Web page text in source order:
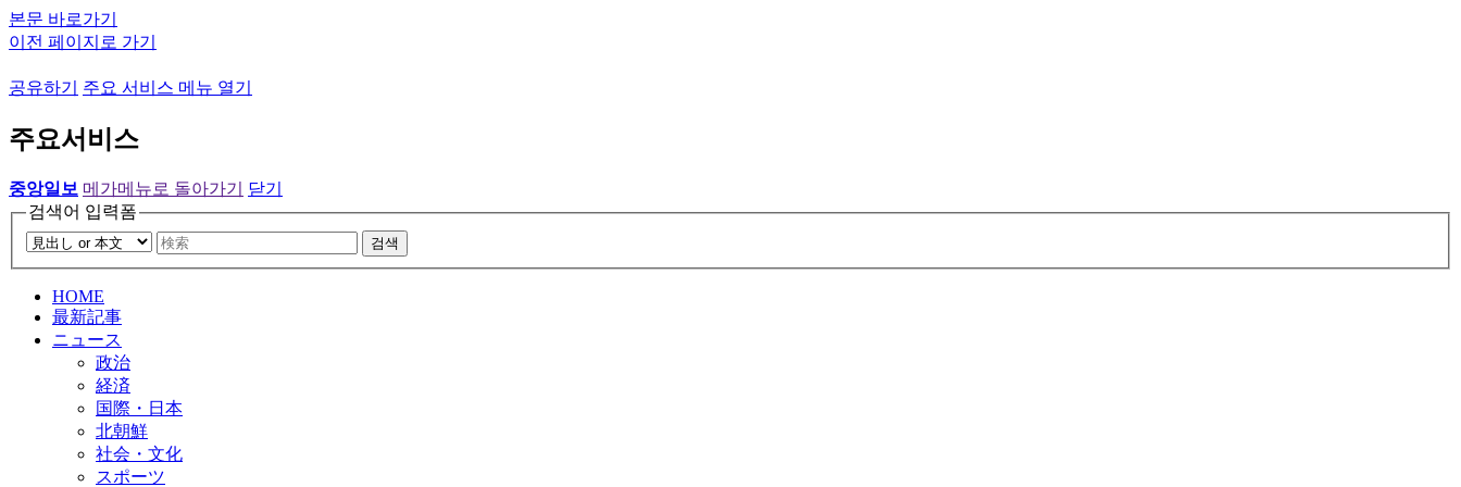
본문 바로가기
이전 페이지로 가기
공유하기 주요 서비스 메뉴 열기
주요서비스
중앙일보 메가메뉴로 돌아가기
닫기
검색어 입력폼
검색
HOME
最新記事
ニュース
政治
経済
国際・日本
北朝鮮
社会・文化
スポーツ